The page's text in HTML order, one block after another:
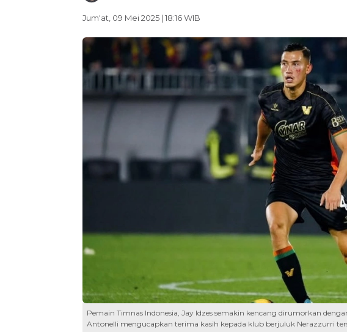
Jum'at, 09 Mei 2025 | 18:16 WIB
Pemain Timnas Indonesia, Jay Idzes semakin kencang dirumorkan
Antonelli mengucapkan terima kasih kepada klub berjuluk Nerazzurri